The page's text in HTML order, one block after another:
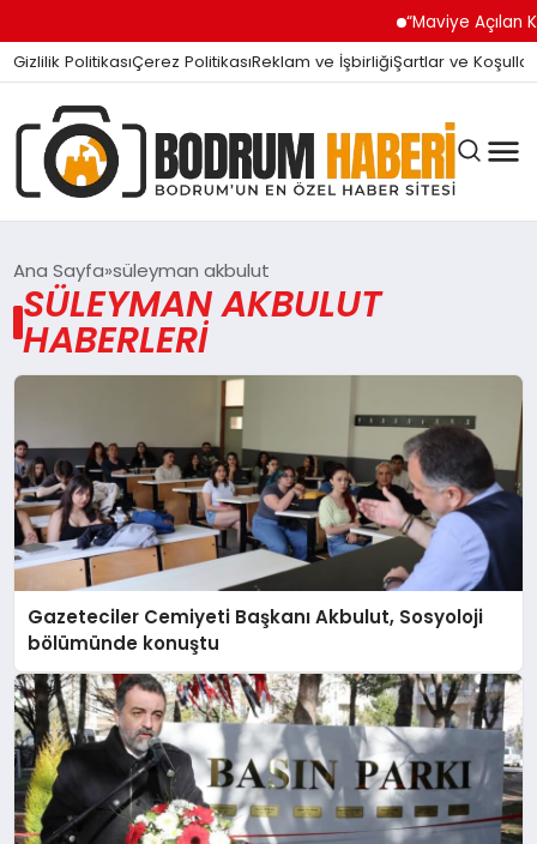
“Maviye Açılan Kapı”
Gizlilik PolitikasıÇerez PolitikasıReklam ve İşbirliğiŞartlar ve Koşullar
BODRUM BODRUM
MAGAZIN
KÖŞE YAZILARI
YAŞAM
SPOR
Ana Sayfa süleyman akbulut
SÜLEYMAN AKBULUT
HABERLERI
Gazeteciler Cemiyeti Başkanı Akbulut, Sosyoloji
bölümünde konuştu